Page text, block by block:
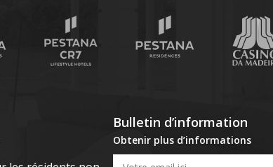
Bulletin d’information
Obtenir plus d’informations